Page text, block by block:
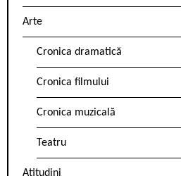
Arte
Cronica dramatică
Cronica filmului
Cronica muzicală
Teatru
Atitudini